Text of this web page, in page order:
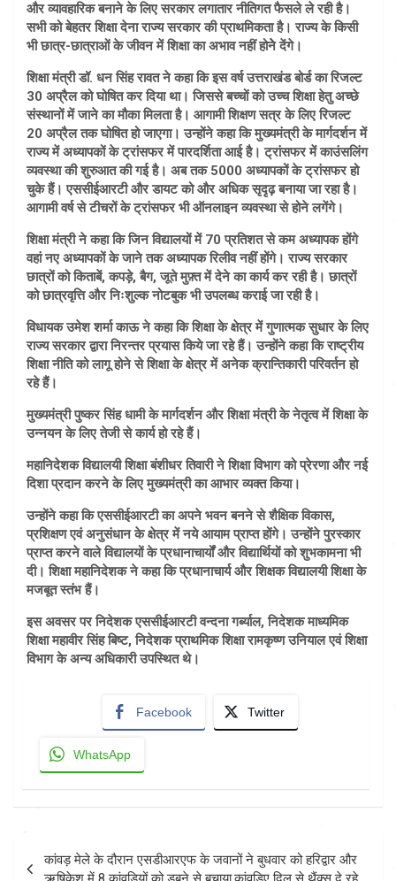
और व्यावहारिक बनाने के लिए सरकार लगातार नीतिगत फैसले ले रही है।
सभी को बेहतर शिक्षा देना राज्य सरकार की प्राथमिकता है। राज्य के किसी
भी छात्र-छात्राओं के जीवन में शिक्षा का अभाव नहीं होनेे देंगे।
शिक्षा मंत्री डॉ. धन सिंह रावत ने कहा कि इस वर्ष उत्तराखंड बोर्ड का रिजल्ट
30 अप्रैल को घोषित कर दिया था। जिससे बच्चों को उच्च शिक्षा हेतु अच्छे
संस्थानों में जाने का मौका मिलता है। आगामी शिक्षण सत्र के लिए रिजल्ट
20 अप्रैल तक घोषित हो जाएगा। उन्होंने कहा कि मुख्यमंत्री के मार्गदर्शन में
राज्य में अध्यापकों के ट्रांसफर में पारदर्शिता आई है। ट्रांसफर में काउंसलिंग
व्यवस्था की शुरुआत की गई है। अब तक 5000 अध्यापकों के ट्रांसफर हो
चुके हैं। एससीईआरटी और डायट को और अधिक सृदृढ़ बनाया जा रहा है।
आगामी वर्ष से टीचरों के ट्रांसफर भी ऑनलाइन व्यवस्था से होने लगेंगे।
शिक्षा मंत्री ने कहा कि जिन विद्यालयों में 70 प्रतिशत से कम अध्यापक होंगे
वहां नए अध्यापकों के जाने तक अध्यापक रिलीव नहीं होंगे। राज्य सरकार
छात्रों को किताबें, कपड़े, बैग, जूते मुफ़्त में देने का कार्य कर रही है। छात्रों
को छात्रवृत्ति और निःशुल्क नोटबुक भी उपलब्ध कराई जा रही है।
विधायक उमेश शर्मा काऊ ने कहा कि शिक्षा के क्षेत्र में गुणात्मक सुधार के लिए
राज्य सरकार द्वारा निरन्तर प्रयास किये जा रहे हैं। उन्होंने कहा कि राष्ट्रीय
शिक्षा नीति को लागू होने से शिक्षा के क्षेत्र में अनेक क्रान्तिकारी परिवर्तन हो
रहे हैं।
मुख्यमंत्री पुष्कर सिंह धामी के मार्गदर्शन और शिक्षा मंत्री के नेतृत्व में शिक्षा के
उन्नयन के लिए तेजी से कार्य हो रहे हैं।
महानिदेशक विद्यालयी शिक्षा बंशीधर तिवारी ने शिक्षा विभाग को प्रेरणा और नई
दिशा प्रदान करने के लिए मुख्यमंत्री का आभार व्यक्त किया।
उन्होंने कहा कि एससीईआरटी का अपने भवन बनने से शैक्षिक विकास,
प्रशिक्षण एवं अनुसंधान के क्षेत्र में नये आयाम प्राप्त होंगे। उन्होंने पुरस्कार
प्राप्त करने वाले विद्यालयों के प्रधानाचार्यों और विद्यार्थियों को शुभकामना भी
दी। शिक्षा महानिदेशक ने कहा कि प्रधानाचार्य और शिक्षक विद्यालयी शिक्षा के
मजबूत स्तंभ हैं।
इस अवसर पर निदेशक एससीईआरटी वन्दना गर्ब्याल, निदेशक माध्यमिक
शिक्षा महावीर सिंह बिष्ट, निदेशक प्राथमिक शिक्षा रामकृष्ण उनियाल एवं शिक्षा
विभाग के अन्य अधिकारी उपस्थित थे।
Facebook Twitter
WhatsApp
Post
navigation
कांवड़ मेले के दौरान एसडीआरएफ के जवानों ने बुधवार को हरिद्वार और